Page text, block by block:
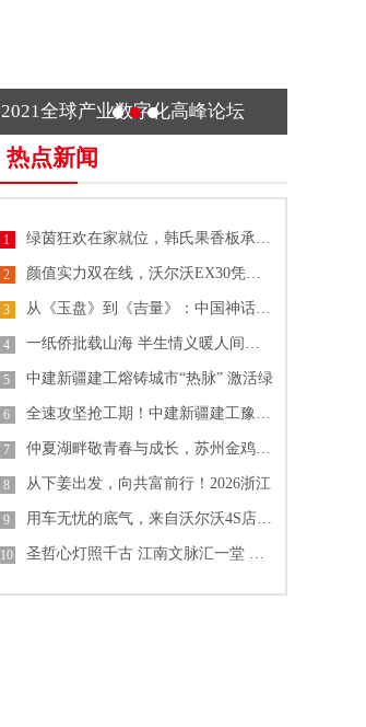
2021全球产业数字化高峰论坛
热点新闻
1 绿茵狂欢在家就位，韩氏果香板承包你的
2 颜值实力双在线，沃尔沃EX30凭细节
3 从《玉盘》到《吉量》：中国神话童谣宇
4 一纸侨批载山海 半生情义暖人间——评
5 中建新疆建工熔铸城市“热脉” 激活绿
6 全速攻坚抢工期！中建新疆建工豫南物流
7 仲夏湖畔敬青春与成长，苏州金鸡湖凯宾
8 从下姜出发，向共富前行！2026浙江
9 用车无忧的底气，来自沃尔沃4S店的售
10 圣哲心灯照千古 江南文脉汇一堂 ——